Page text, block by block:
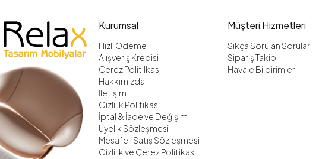
Kurumsal
Hızlı Ödeme
Alışveriş Kredisi
Çerez Politilkası
Hakkımızda
İletişim
Gizlilik Politikası
İptal & İade ve Değişim
Üyelik Sözleşmesi
Mesafeli Satış Sözleşmesi
Gizlilik ve Çerez Politikası
Müşteri Hizmetleri
Sıkça Sorulan Sorular
Sipariş Takip
Havale Bildirimleri